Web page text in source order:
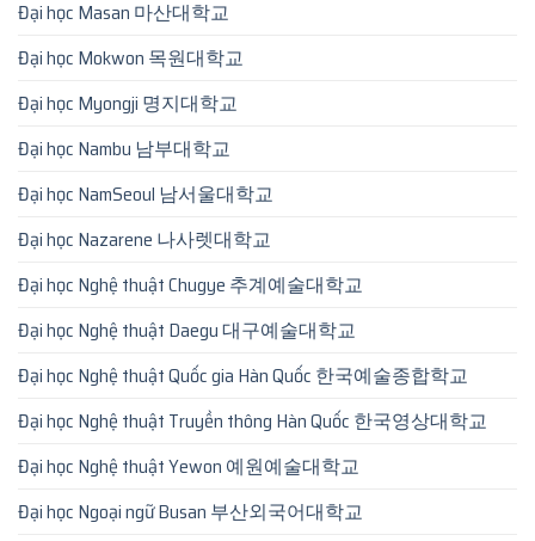
Đại học Masan 마산대학교
Đại học Mokwon 목원대학교
Đại học Myongji 명지대학교
Đại học Nambu 남부대학교
Đại học NamSeoul 남서울대학교
Đại học Nazarene 나사렛대학교
Đại học Nghệ thuật Chugye 추계예술대학교
Đại học Nghệ thuật Daegu 대구예술대학교
Đại học Nghệ thuật Quốc gia Hàn Quốc 한국예술종합학교
Đại học Nghệ thuật Truyền thông Hàn Quốc 한국영상대학교
Đại học Nghệ thuật Yewon 예원예술대학교
Đại học Ngoại ngữ Busan 부산외국어대학교